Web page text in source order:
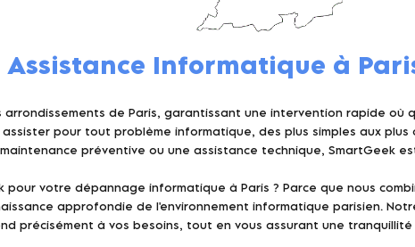
Assistance Informatique à
arrondissements de Paris, garantissant une intervention rapide où
pour tout problème informatique, des plus simples aux plus
préventive ou une assistance technique, SmartGeek
pour votre dépannage informatique à Paris ? Parce que nous
approfondie de l'environnement informatique parisien.
précisément à vos besoins, tout en vous assurant une